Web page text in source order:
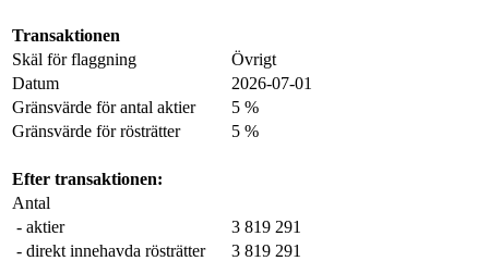
Transaktionen
Skäl för flaggning
Övrigt
Datum
2026-07-01
Gränsvärde för antal aktier
5 %
Gränsvärde för rösträtter
5 %
Efter transaktionen:
Antal
- aktier
3 819 291
- direkt innehavda rösträtter
3 819 291